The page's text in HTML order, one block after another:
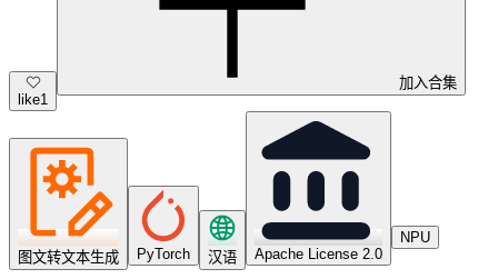
like1
加入合集
图文转文本生成 PyTorch 汉语 Apache License 2.0
NPU